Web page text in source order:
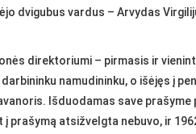
dvigubus vardus – Arvydas
direktoriumi – pirmasis ir
namudininku, o išėjęs į
Išduodamas save
atsižvelgta nebuvo, ir